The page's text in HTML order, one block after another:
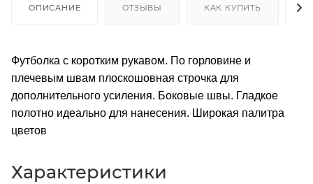
ОПИСАНИЕ ОТЗЫВЫ КАК КУПИТЬ
Футболка с коротким рукавом. По горловине и
плечевым швам плоскошовная строчка для
дополнительного усиления. Боковые швы. Гладкое
полотно идеально для нанесения. Широкая палитра
цветов
Характеристики